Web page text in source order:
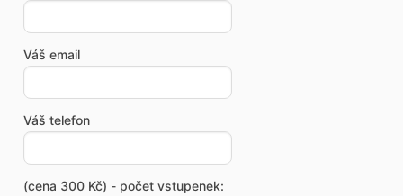
Váš email
Váš telefon
(cena 300 Kč) - počet vstupenek: